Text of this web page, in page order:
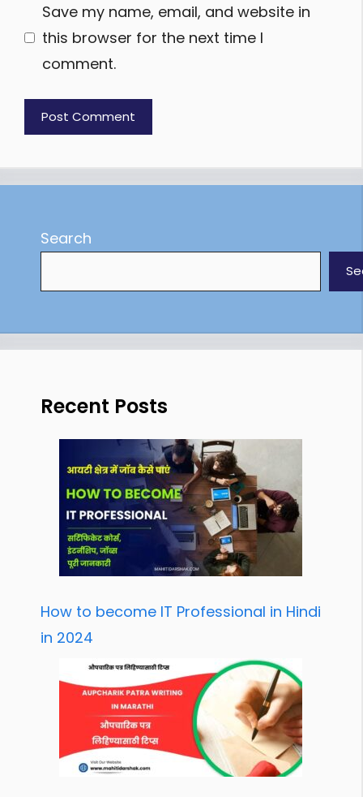
Save my name, email, and website in
this browser for the next time I
comment.
Search
Recent Posts
How to become IT Professional in Hindi
in 2024